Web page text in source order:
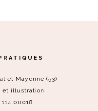
et Mayenne (53)
et illustration
114 00018